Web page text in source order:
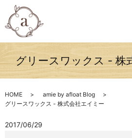
グリースワックス - 株
HOME
amie by afloat Blog
グリースワックス - 株式会社エイミー
2017/06/29